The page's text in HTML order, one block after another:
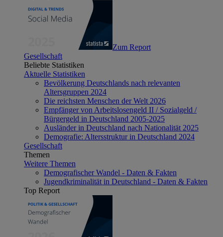
Zum Report
Gesellschaft
Beliebte Statistiken
Aktuelle Statistiken
Bevölkerung Deutschlands nach relevanten
Altersgruppen 2024
Die reichsten Menschen der Welt 2026
Empfänger von Arbeitslosengeld II / Sozialgeld /
Bürgergeld in Deutschland 2005-2025
Ausländer in Deutschland nach Nationalität 2025
Demografie: Altersstruktur in Deutschland 2024
Gesellschaft
Themen
Weitere Themen
Demografischer Wandel - Daten & Fakten
Jugendkriminalität in Deutschland - Daten & Fakten
Top Report